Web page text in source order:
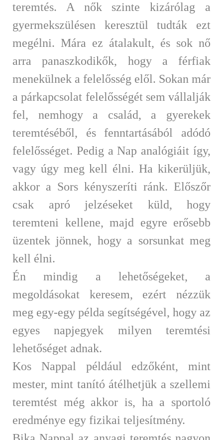
teremtés. A nők szinte kizárólag a
gyermekszülésen keresztül tudták ezt
megélni. Mára ez átalakult, és sok nő
arra panaszkodikők, hogy a férfiak
menekülnek a felelősség elől. Sokan már
a párkapcsolat felelősségét sem vállalják
fel, nemhogy a család, a gyerekek
teremtéséből, és fenntartásából adódó
felelősséget. Pedig a Nap analógiáit így,
vagy úgy meg kell élni. Ha kikerüljük,
akkor a Sors kényszeríti ránk. Előszőr
csak apró jelzéseket küld, hogy
teremteni kellene, majd egyre erősebb
üzentek jönnek, hogy a sorsunkat meg
kell élni.
Én mindig a lehetőségeket, a
megoldásokat keresem, ezért nézzük
meg egy-egy példa segítségével, hogy az
egyes napjegyek milyen teremtési
lehetőséget adnak.
Kos Nappal például edzőként, mint
mester, mint tanító átélhetjük a szellemi
teremtést még akkor is, ha a sportoló
eredménye egy fizikai teljesítmény.